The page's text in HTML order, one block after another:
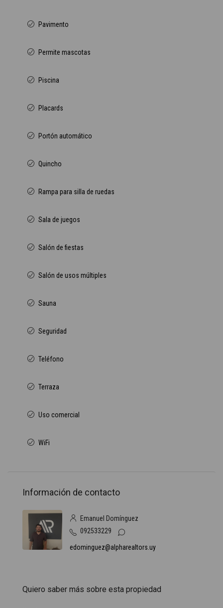
Pavimento
Permite mascotas
Piscina
Placards
Portón automático
Quincho
Rampa para silla de ruedas
Sala de juegos
Salón de fiestas
Salón de usos múltiples
Sauna
Seguridad
Teléfono
Terraza
Uso comercial
WiFi
Información de contacto
Emanuel Domínguez
092533229
edominguez@alpharealtors.uy
Quiero saber más sobre esta propiedad